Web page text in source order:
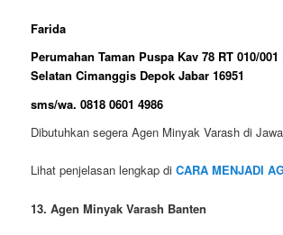
Farida
Perumahan Taman Puspa Kav 78 RT 010/
Selatan Cimanggis Depok Jabar 16951
sms/wa. 0818 0601 4986
Dibutuhkan segera Agen Minyak Varash di
Lihat penjelasan lengkap diCARA MENJADI
13. Agen Minyak Varash Banten